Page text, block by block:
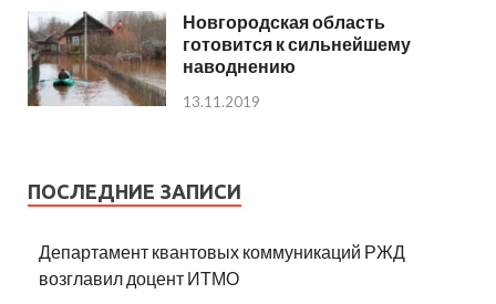
Новгородская область
готовится к сильнейшему
наводнению
13.11.2019
ПОСЛЕДНИЕ ЗАПИСИ
Департамент квантовых коммуникаций РЖД
возглавил доцент ИТМО